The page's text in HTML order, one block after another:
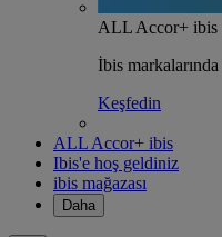
ALL Accor+ ibis
İbis markalarında
Keşfedin
ALL Accor+ ibis
Ibis'e hoş geldiniz
ibis mağazası
Daha